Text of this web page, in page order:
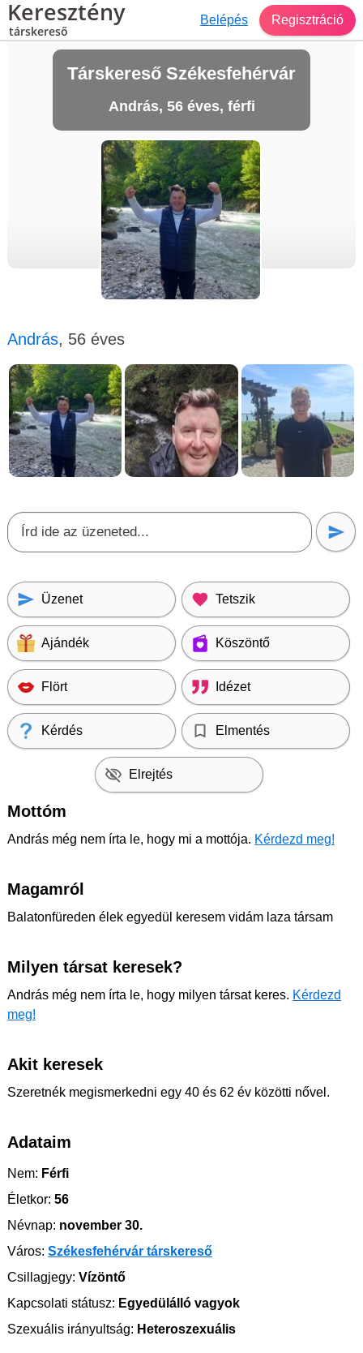
Keresztény
társkereső
Belépés Regisztráció
Társkereső Székesfehérvár
András, 56 éves, férfi
András, 56 éves
Üzenet Tetszik
Ajándék Köszöntő
Flört Idézet
Kérdés Elmentés
Elrejtés
Mottóm
András még nem írta le, hogy mi a mottója. Kérdezd meg!
Magamról
Balatonfüreden élek egyedül keresem vidám laza társam
Milyen társat keresek?
András még nem írta le, hogy milyen társat keres. Kérdezd
meg!
Akit keresek
Szeretnék megismerkedni egy 40 és 62 év közötti nővel.
Adataim
Nem: Férfi
Életkor: 56
Névnap: november 30.
Város: Székesfehérvár társkereső
Csillagjegy: Vízöntő
Kapcsolati státusz: Egyedülálló vagyok
Szexuális irányultság: Heteroszexuális